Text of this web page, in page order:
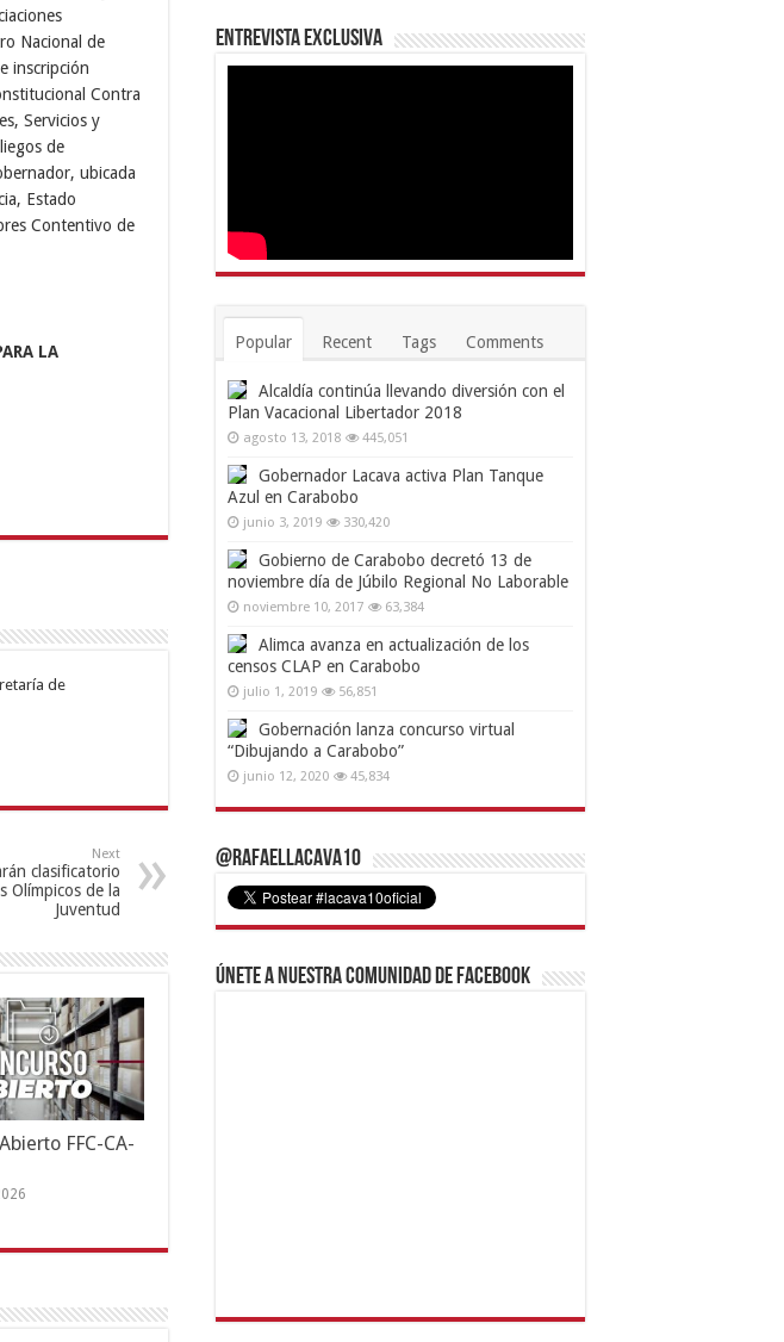
Nacional de
inscripción
Contra
Servicios y
de
ubicada
Estado
Contentivo de
LA
de
Next
clasificatorio
Olímpicos de la
Juventud
FFC-CA-
Entrevista Exclusiva
Popular Recent Tags Comments
Alcaldía continúa llevando diversión con el
Plan Vacacional Libertador 2018
agosto 13, 2018 445,051
Gobernador Lacava activa Plan Tanque
Azul en Carabobo
junio 3, 2019 330,420
Gobierno de Carabobo decretó 13 de
noviembre día de Júbilo Regional No Laborable
noviembre 10, 2017 63,384
Alimca avanza en actualización de los
censos CLAP en Carabobo
julio 1, 2019 56,851
Gobernación lanza concurso virtual
“Dibujando a Carabobo”
junio 12, 2020 45,834
@RafaelLacava10
Únete a nuestra comunidad de Facebook